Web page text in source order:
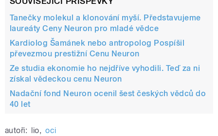
Tanečky molekul a klonování myší. Představujeme
laureáty Ceny Neuron pro mladé vědce
Kardiolog Šamánek nebo antropolog Pospíšil
převezmou prestižní Cenu Neuron
Ze studia ekonomie ho nejdříve vyhodili. Teď za ni
získal vědeckou cenu Neuron
Nadační fond Neuron ocenil šest českých vědců do
40 let
autoři: lio, oci